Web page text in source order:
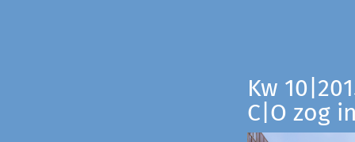
Kw
C|O zog